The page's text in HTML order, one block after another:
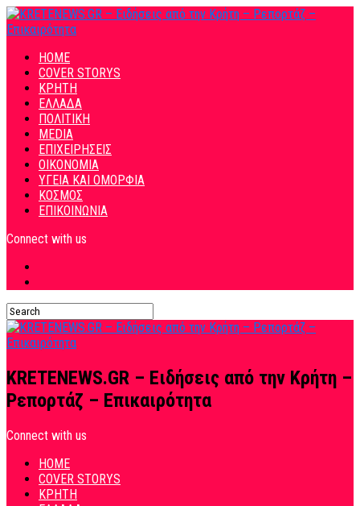
HOME
COVER STORYS
ΚΡΗΤΗ
ΕΛΛΑΔΑ
ΠΟΛΙΤΙΚΗ
MEDIA
ΕΠΙΧΕΙΡΗΣΕΙΣ
ΟΙΚΟΝΟΜΙΑ
ΥΓΕΙΑ ΚΑΙ ΟΜΟΡΦΙΑ
ΚΟΣΜΟΣ
ΕΠΙΚΟΙΝΩΝΙΑ
Connect with us
KRETENEWS.GR – Ειδήσεις από την Κρήτη –
Ρεπορτάζ – Επικαιρότητα
Connect with us
HOME
COVER STORYS
ΚΡΗΤΗ